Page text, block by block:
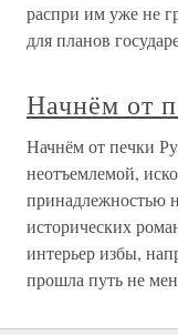
распри им уже не
для планов
Начнём от
Начнём от печки
неотъемлемой,
принадлежностью
исторических
интерьер избы,
прошла путь не